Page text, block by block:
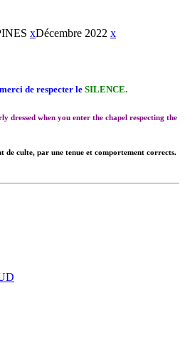
xDécembre 2022 x
de respecter le SILENCE.
dressed when you enter the chapel respecting the
de culte, par une tenue et comportement corrects.